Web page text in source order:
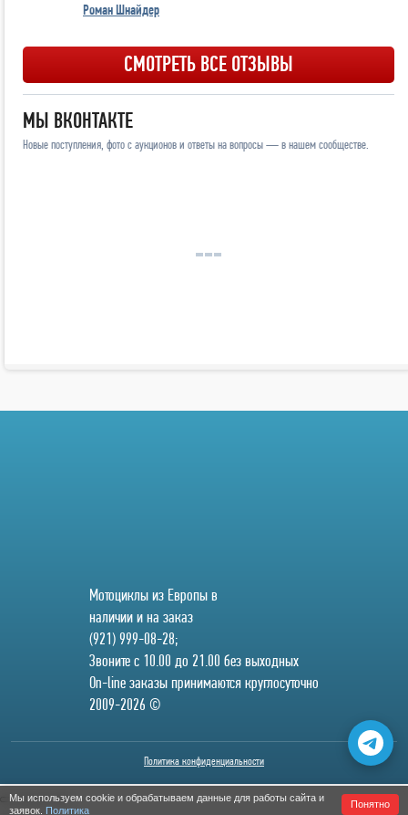
Роман Шнайдер
СМОТРЕТЬ ВСЕ ОТЗЫВЫ
МЫ ВКОНТАКТЕ
Новые поступления, фото с аукционов и ответы на вопросы — в нашем сообществе.
Мотоциклы из Европы в
наличии и на заказ
(921) 999-08-28;
Звоните с 10.00 до 21.00 без выходных
On-line заказы принимаются круглосуточно
2009-2026 ©
Политика конфиденциальности
Мы используем cookie и обрабатываем данные для работы сайта и
заявок. Политика
Понятно